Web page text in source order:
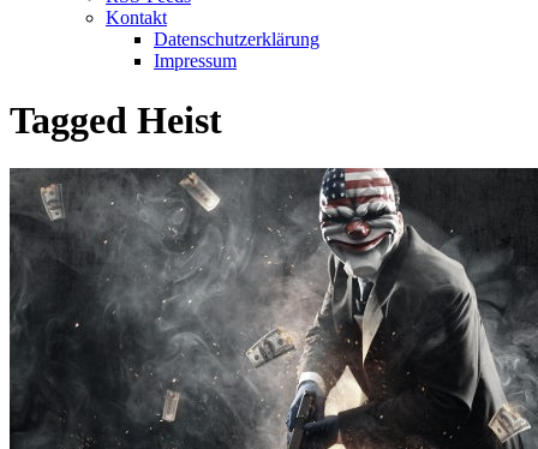
Kontakt
Datenschutzerklärung
Impressum
Tagged Heist